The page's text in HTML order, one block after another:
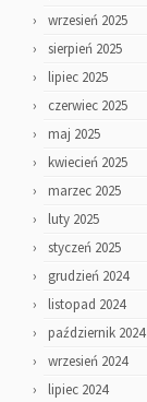
wrzesień 2025
sierpień 2025
lipiec 2025
czerwiec 2025
maj 2025
kwiecień 2025
marzec 2025
luty 2025
styczeń 2025
grudzień 2024
listopad 2024
październik 2024
wrzesień 2024
lipiec 2024